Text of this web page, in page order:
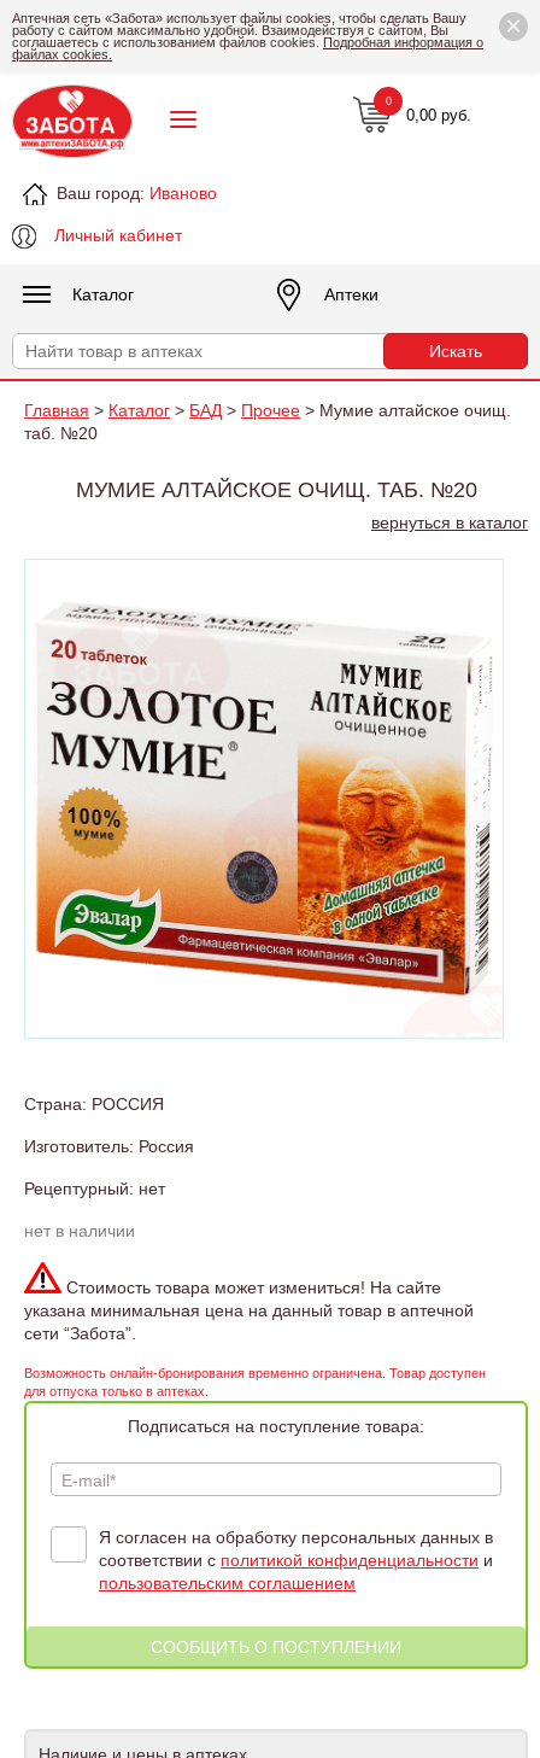
×
Аптечная сеть «Забота» использует файлы cookies, чтобы сделать Вашу
работу с сайтом максимально удобной. Взаимодействуя с сайтом, Вы
соглашаетесь с использованием файлов cookies. Подробная информация о
файлах cookies.
Ваш город: Иваново
Личный кабинет
0,00 руб.
0
Каталог Аптеки
Главная > Каталог > БАД > Прочее > Мумие алтайское очищ.
таб. №20
МУМИЕ АЛТАЙСКОЕ ОЧИЩ. ТАБ. №20
вернуться в каталог
Страна: РОССИЯ
Изготовитель: Россия
Рецептурный: нет
нет в наличии
Стоимость товара может измениться! На сайте
указана минимальная цена на данный товар в аптечной
сети “Забота”.
Возможность онлайн-бронирования временно ограничена. Товар доступен
для отпуска только в аптеках.
Подписаться на поступление товара:
E-mail*
Я согласен на обработку персональных данных в
соответствии с политикой конфиденциальности и
пользовательским соглашением